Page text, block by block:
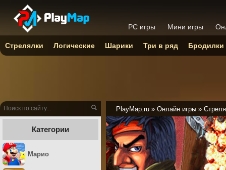
PlayMap.ru » Онлайн игры »
Категории
Марио
PC игры Мини игры
Стрелялки Логические Шарики Три в ряд Бродилки